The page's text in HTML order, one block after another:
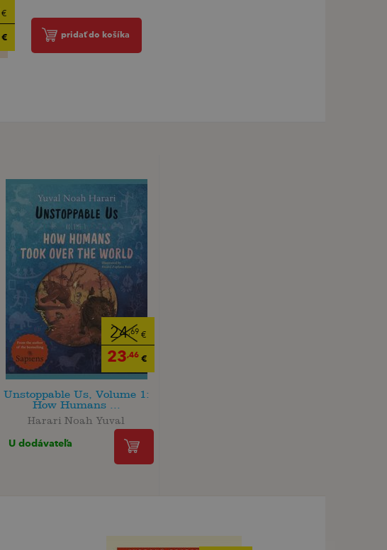
€
€ pridať do košíka
24,69 €
23,46 €
Unstoppable Us, Volume 1:
How Humans ...
Harari Noah Yuval
U dodávateľa